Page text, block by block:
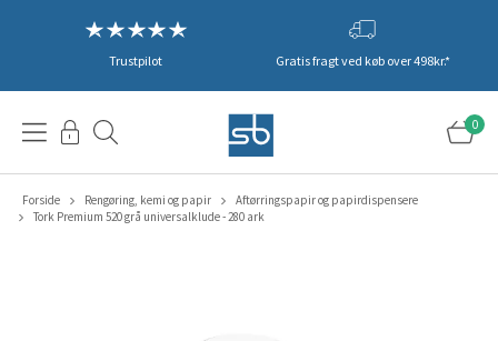
Trustpilot Gratis fragt ved køb over 498kr.*
0
Forside Rengøring, kemi og papir
Aftørringspapir og papirdispensere
Tork Premium 520 grå universalklude - 280 ark